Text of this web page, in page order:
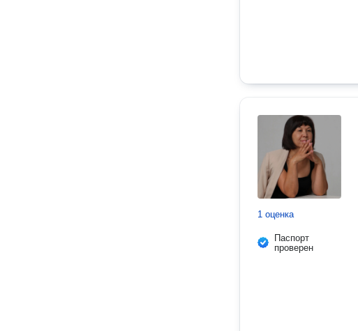
1 оценка
Паспорт
проверен